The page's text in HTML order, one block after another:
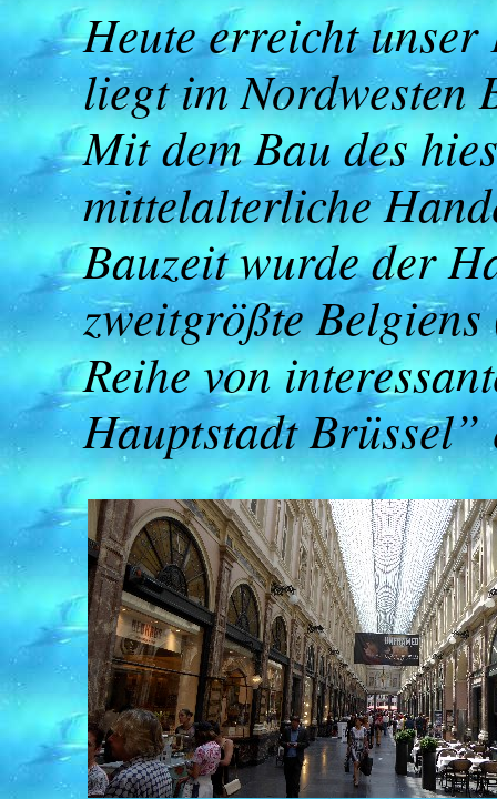
Heute erreicht
liegt im Nordwesten
Mit dem Bau des
mittelalterliche
Bauzeit wurde der
zweitgrößte
Reihe von
Hauptstadt